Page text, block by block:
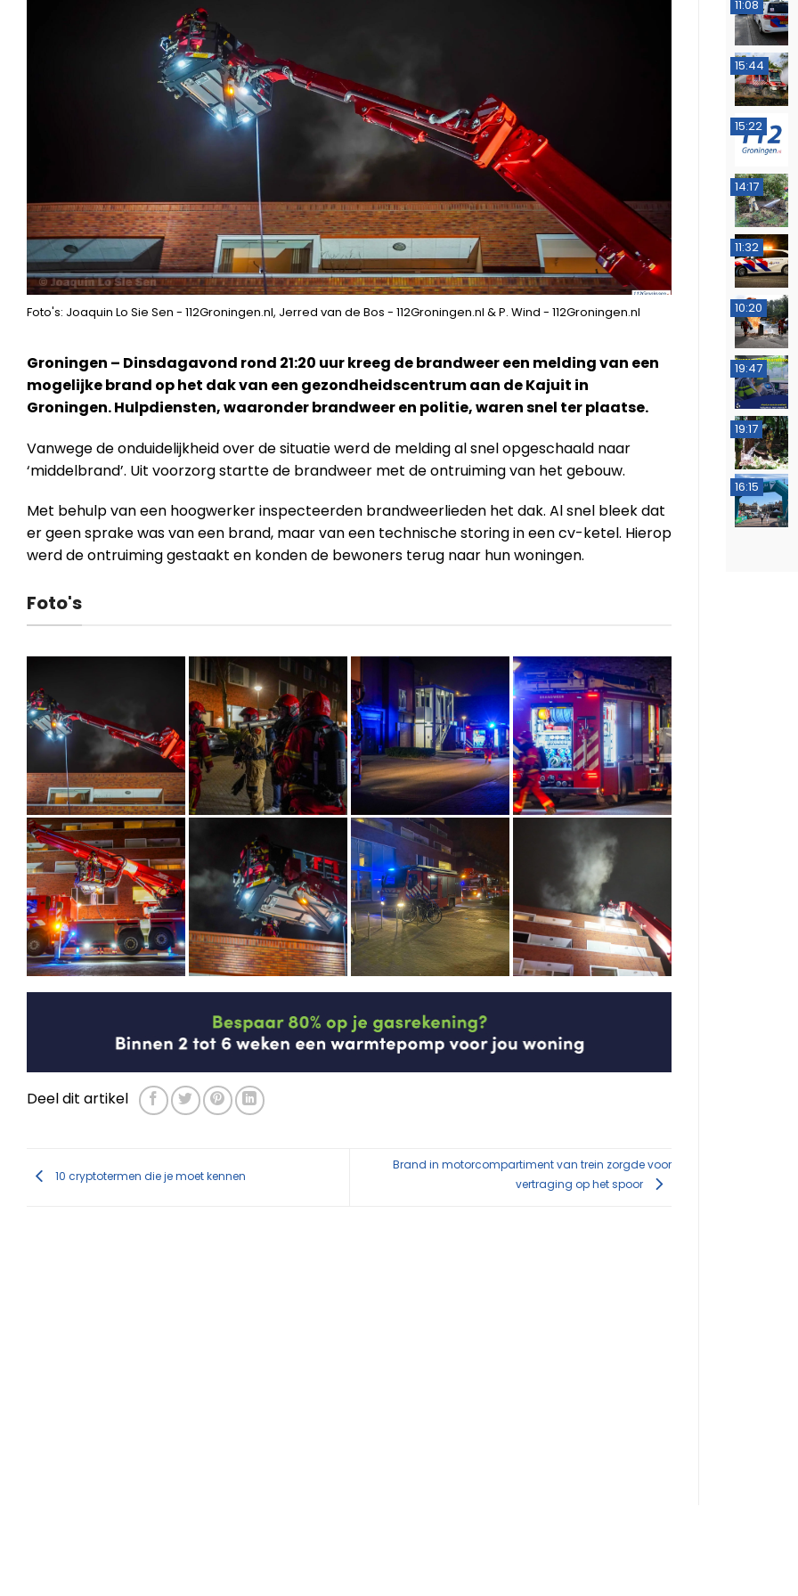
Foto's: Joaquin Lo Sie Sen - 112Groningen.nl, Jerred van de Bos - 112Groningen.nl & P. Wind - 112Groningen.nl
Groningen – Dinsdagavond rond 21:20 uur kreeg de brandweer een melding van een
mogelijke brand op het dak van een gezondheidscentrum aan de Kajuit in
Groningen. Hulpdiensten, waaronder brandweer en politie, waren snel ter plaatse.
Vanwege de onduidelijkheid over de situatie werd de melding al snel opgeschaald naar
‘middelbrand’. Uit voorzorg startte de brandweer met de ontruiming van het gebouw.
Met behulp van een hoogwerker inspecteerden brandweerlieden het dak. Al snel bleek dat
er geen sprake was van een brand, maar van een technische storing in een cv-ketel. Hierop
werd de ontruiming gestaakt en konden de bewoners terug naar hun woningen.
Foto's
Deel dit artikel
10 cryptotermen die je moet kennen
Brand in motorcompartiment van trein zorgde voor
vertraging op het spoor
11:08
15:44
15:22
14:17
11:32
10:20
19:47
19:17
16:15